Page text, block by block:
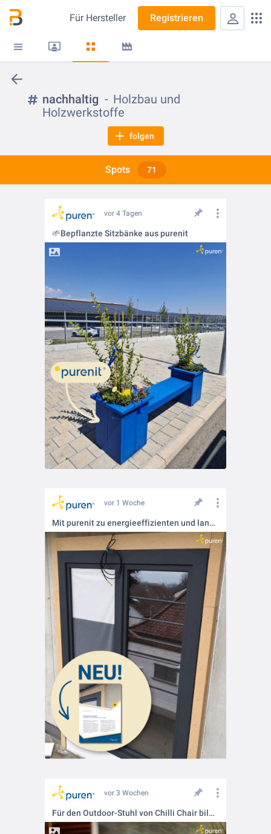
Für Hersteller Registrieren
nachhaltig
Holzbau und
Holzwerkstoffe
folgen
Spots 71
vor 4 Tagen
🌱Bepflanzte Sitzbänke aus purenit
vor 1 Woche
Mit purenit zu energieeffizienten und langlebigen Fensteranschlüssen
vor 3 Wochen
Für den Outdoor-Stuhl von Chilli Chair bildet purenit die konstruktive Basis